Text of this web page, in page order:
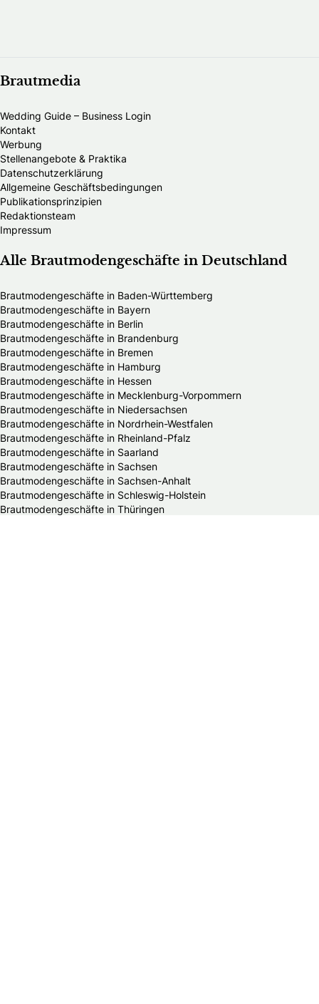
Brautmedia
Wedding Guide – Business Login
Kontakt
Werbung
Stellenangebote & Praktika
Datenschutzerklärung
Allgemeine Geschäftsbedingungen
Publikationsprinzipien
Redaktionsteam
Impressum
Alle Brautmodengeschäfte in Deutschland
Brautmodengeschäfte in Baden-Württemberg
Brautmodengeschäfte in Bayern
Brautmodengeschäfte in Berlin
Brautmodengeschäfte in Brandenburg
Brautmodengeschäfte in Bremen
Brautmodengeschäfte in Hamburg
Brautmodengeschäfte in Hessen
Brautmodengeschäfte in Mecklenburg-Vorpommern
Brautmodengeschäfte in Niedersachsen
Brautmodengeschäfte in Nordrhein-Westfalen
Brautmodengeschäfte in Rheinland-Pfalz
Brautmodengeschäfte in Saarland
Brautmodengeschäfte in Sachsen
Brautmodengeschäfte in Sachsen-Anhalt
Brautmodengeschäfte in Schleswig-Holstein
Brautmodengeschäfte in Thüringen